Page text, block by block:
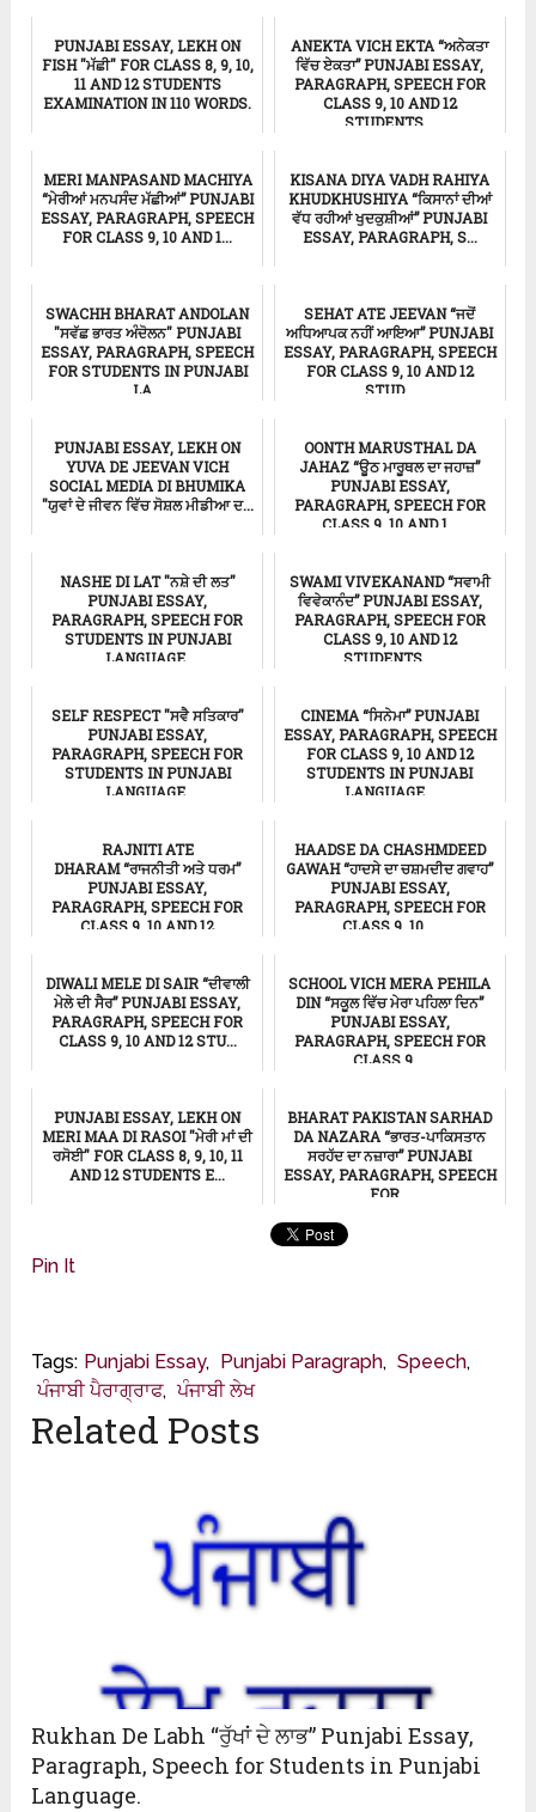
PUNJABI ESSAY, LEKH ON
FISH "ਮੱਛੀ" FOR CLASS 8, 9, 10,
11 AND 12 STUDENTS
EXAMINATION IN 110 WORDS.
ANEKTA VICH EKTA “ਅਨੇਕਤਾ
ਵਿੱਚ ਏਕਤਾ” PUNJABI ESSAY,
PARAGRAPH, SPEECH FOR
CLASS 9, 10 AND 12
STUDENTS...
MERI MANPASAND MACHIYA
“ਮੇਰੀਆਂ ਮਨਪਸੰਦ ਮੱਛੀਆਂ” PUNJABI
ESSAY, PARAGRAPH, SPEECH
FOR CLASS 9, 10 AND 1...
KISANA DIYA VADH RAHIYA
KHUDKHUSHIYA “ਕਿਸਾਨਾਂ ਦੀਆਂ
ਵੱਧ ਰਹੀਆਂ ਖੁਦਕੁਸ਼ੀਆਂ” PUNJABI
ESSAY, PARAGRAPH, S...
SWACHH BHARAT ANDOLAN
"ਸਵੱਛ ਭਾਰਤ ਅੰਦੋਲਨ" PUNJABI
ESSAY, PARAGRAPH, SPEECH
FOR STUDENTS IN PUNJABI
LA...
SEHAT ATE JEEVAN “ਜਦੋਂ
ਅਧਿਆਪਕ ਨਹੀਂ ਆਇਆ” PUNJABI
ESSAY, PARAGRAPH, SPEECH
FOR CLASS 9, 10 AND 12
STUD...
PUNJABI ESSAY, LEKH ON
YUVA DE JEEVAN VICH
SOCIAL MEDIA DI BHUMIKA
"ਯੁਵਾਂ ਦੇ ਜੀਵਨ ਵਿੱਚ ਸੋਸ਼ਲ ਮੀਡੀਆ ਦ...
OONTH MARUSTHAL DA
JAHAZ “ਊਠ ਮਾਰੂਥਲ ਦਾ ਜਹਾਜ਼”
PUNJABI ESSAY,
PARAGRAPH, SPEECH FOR
CLASS 9, 10 AND 1...
NASHE DI LAT "ਨਸ਼ੇ ਦੀ ਲਤ"
PUNJABI ESSAY,
PARAGRAPH, SPEECH FOR
STUDENTS IN PUNJABI
LANGUAGE.
SWAMI VIVEKANAND “ਸਵਾਮੀ
ਵਿਵੇਕਾਨੰਦ” PUNJABI ESSAY,
PARAGRAPH, SPEECH FOR
CLASS 9, 10 AND 12
STUDENTS ...
SELF RESPECT "ਸਵੈ ਸਤਿਕਾਰ"
PUNJABI ESSAY,
PARAGRAPH, SPEECH FOR
STUDENTS IN PUNJABI
LANGUAGE.
CINEMA “ਸਿਨੇਮਾ” PUNJABI
ESSAY, PARAGRAPH, SPEECH
FOR CLASS 9, 10 AND 12
STUDENTS IN PUNJABI
LANGUAGE...
RAJNITI ATE
DHARAM “ਰਾਜਨੀਤੀ ਅਤੇ ਧਰਮ”
PUNJABI ESSAY,
PARAGRAPH, SPEECH FOR
CLASS 9, 10 AND 12
Punjabi Essay
HAADSE DA CHASHMDEED
GAWAH “ਹਾਦਸੇ ਦਾ ਚਸ਼ਮਦੀਦ ਗਵਾਹ”
PUNJABI ESSAY,
PARAGRAPH, SPEECH FOR
CLASS 9, 10 ...
DIWALI MELE DI SAIR “ਦੀਵਾਲੀ
ਮੇਲੇ ਦੀ ਸੈਰ” PUNJABI ESSAY,
PARAGRAPH, SPEECH FOR
CLASS 9, 10 AND 12 STU...
SCHOOL VICH MERA PEHILA
DIN “ਸਕੂਲ ਵਿੱਚ ਮੇਰਾ ਪਹਿਲਾ ਦਿਨ”
PUNJABI ESSAY,
PARAGRAPH, SPEECH FOR
CLASS 9,...
PUNJABI ESSAY, LEKH ON
MERI MAA DI RASOI "ਮੇਰੀ ਮਾਂ ਦੀ
ਰਸੋਈ" FOR CLASS 8, 9, 10, 11
AND 12 STUDENTS E...
BHARAT PAKISTAN SARHAD
DA NAZARA “ਭਾਰਤ-ਪਾਕਿਸਤਾਨ
ਸਰਹੱਦ ਦਾ ਨਜ਼ਾਰਾ” PUNJABI
ESSAY, PARAGRAPH, SPEECH
FOR...
Punjabi Essay
Pin It
Tags: Punjabi Essay, Punjabi Paragraph, Speech,
ਪੰਜਾਬੀ ਪੈਰਾਗ੍ਰਾਫ, ਪੰਜਾਬੀ ਲੇਖ
Related Posts
Rukhan De Labh “ਰੁੱਖਾਂ ਦੇ ਲਾਭ” Punjabi Essay,
Paragraph, Speech for Students in Punjabi
Language.